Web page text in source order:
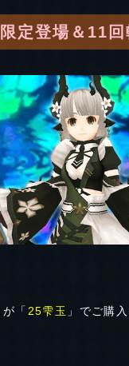
定登場＆11
「 25雫玉 」でご購